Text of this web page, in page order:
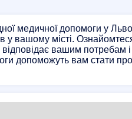
медичної допомоги у
у вашому місті.
вашим
допоможуть вам стати